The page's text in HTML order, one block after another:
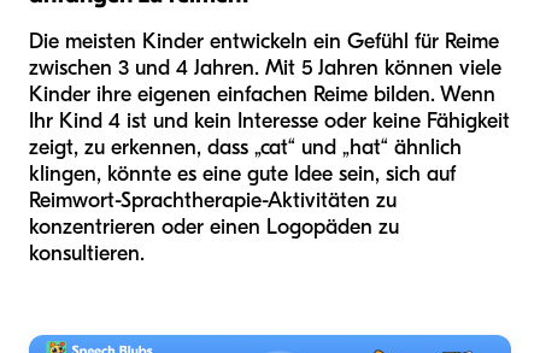
Die meisten Kinder entwickeln ein Gefühl für Reime
zwischen 3 und 4 Jahren. Mit 5 Jahren können viele
Kinder ihre eigenen einfachen Reime bilden. Wenn
Ihr Kind 4 ist und kein Interesse oder keine Fähigkeit
zeigt, zu erkennen, dass „cat“ und „hat“ ähnlich
klingen, könnte es eine gute Idee sein, sich auf
Reimwort-Sprachtherapie-Aktivitäten zu
konzentrieren oder einen Logopäden zu
konsultieren.